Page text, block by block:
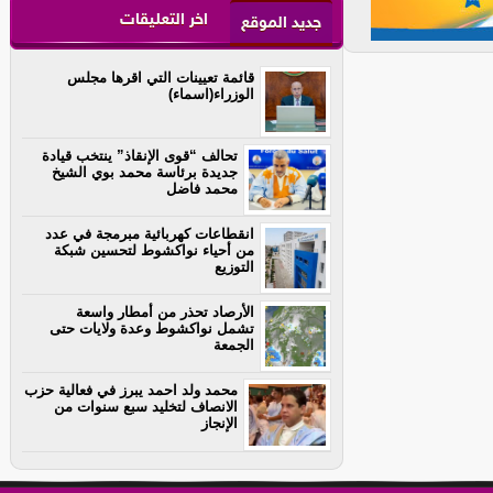
جديد الموقع اخر التعليقات
قائمة تعيينات التي اقرها مجلس
الوزراء(اسماء)
تحالف “قوى الإنقاذ” ينتخب قيادة
جديدة برئاسة محمد بوي الشيخ
محمد فاضل
انقطاعات كهربائية مبرمجة في عدد
من أحياء نواكشوط لتحسين شبكة
التوزيع
الأرصاد تحذر من أمطار واسعة
تشمل نواكشوط وعدة ولايات حتى
الجمعة
محمد ولد احمد يبرز في فعالية حزب
الانصاف لتخليد سبع سنوات من
الإنجاز